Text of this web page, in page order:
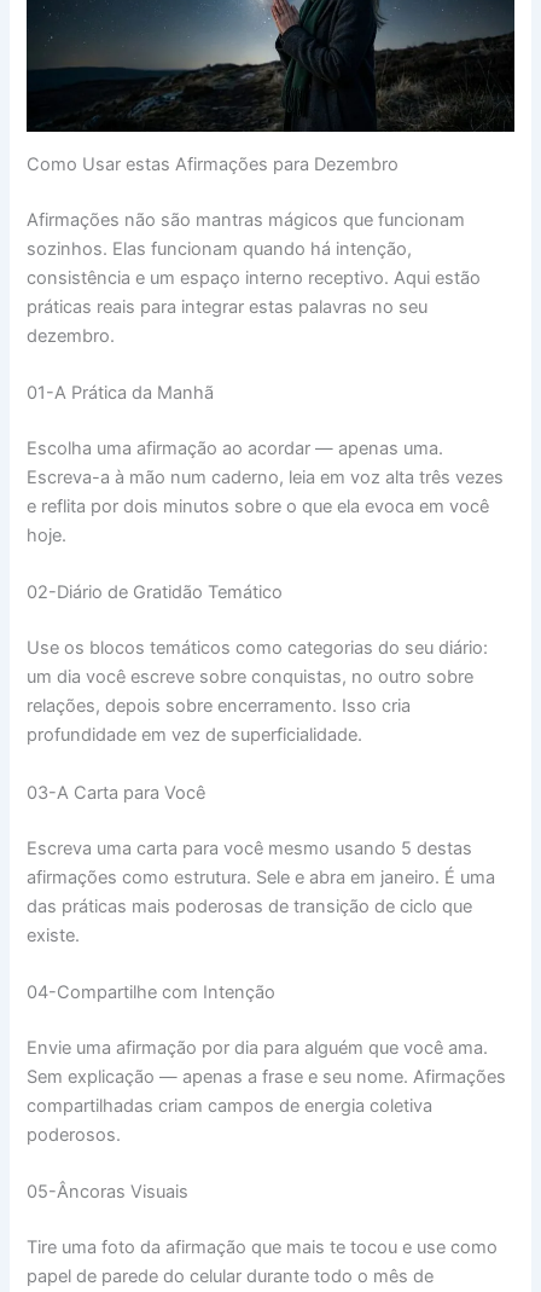
Como Usar estas Afirmações para Dezembro
Afirmações não são mantras mágicos que funcionam
sozinhos. Elas funcionam quando há intenção,
consistência e um espaço interno receptivo. Aqui estão
práticas reais para integrar estas palavras no seu
dezembro.
01-A Prática da Manhã
Escolha uma afirmação ao acordar — apenas uma.
Escreva-a à mão num caderno, leia em voz alta três vezes
e reflita por dois minutos sobre o que ela evoca em você
hoje.
02-Diário de Gratidão Temático
Use os blocos temáticos como categorias do seu diário:
um dia você escreve sobre conquistas, no outro sobre
relações, depois sobre encerramento. Isso cria
profundidade em vez de superficialidade.
03-A Carta para Você
Escreva uma carta para você mesmo usando 5 destas
afirmações como estrutura. Sele e abra em janeiro. É uma
das práticas mais poderosas de transição de ciclo que
existe.
04-Compartilhe com Intenção
Envie uma afirmação por dia para alguém que você ama.
Sem explicação — apenas a frase e seu nome. Afirmações
compartilhadas criam campos de energia coletiva
poderosos.
05-Âncoras Visuais
Tire uma foto da afirmação que mais te tocou e use como
papel de parede do celular durante todo o mês de